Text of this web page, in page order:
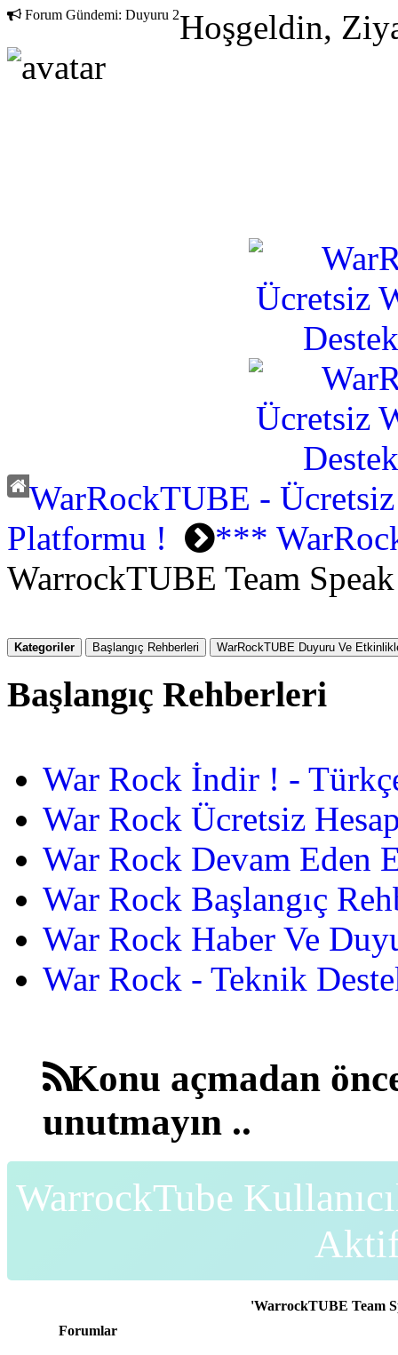
Forum Gündemi: Duyuru 2Hoşgeldin,
WarRockTUBE -
Platformu !
***
WarrockTUBE Team Speak
Kategoriler Başlangıç Rehberleri WarRockTUBE Duyuru Ve
Başlangıç Rehberleri
War Rock İndir ! -
War Rock Ücretsiz
War Rock Devam Eden
War Rock Başlangıç
War Rock Haber Ve
War Rock - Teknik
Konu açmadan
unutmayın ..
WarrockTube
'WarrockTUBE Team
Forumlar